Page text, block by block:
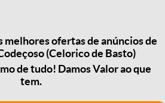
melhores ofertas de anúncios de
(Celorico de Basto)
de tudo! Damos Valor ao que
tem.